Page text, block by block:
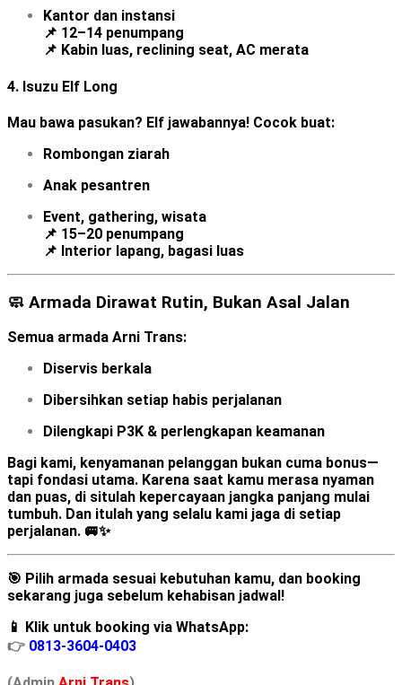
Kantor dan instansi
📌 12–14 penumpang
📌 Kabin luas, reclining seat, AC merata
4. Isuzu Elf Long
Mau bawa pasukan? Elf jawabannya! Cocok buat:
Rombongan ziarah
Anak pesantren
Event, gathering, wisata
📌 15–20 penumpang
📌 Interior lapang, bagasi luas
🧼 Armada Dirawat Rutin, Bukan Asal Jalan
Semua armada Arni Trans:
Diservis berkala
Dibersihkan setiap habis perjalanan
Dilengkapi P3K & perlengkapan keamanan
Bagi kami, kenyamanan pelanggan bukan cuma bonus—
tapi fondasi utama. Karena saat kamu merasa nyaman
dan puas, di situlah kepercayaan jangka panjang mulai
tumbuh. Dan itulah yang selalu kami jaga di setiap
perjalanan. 🚐✨
🎯 Pilih armada sesuai kebutuhan kamu, dan booking
sekarang juga sebelum kehabisan jadwal!
📱 Klik untuk booking via WhatsApp:
👉 0813-3604-0403